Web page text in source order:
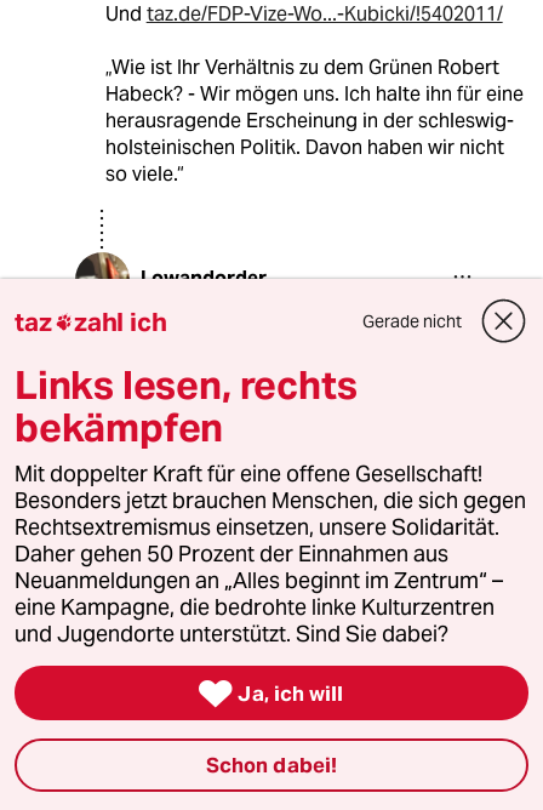
Und taz.de/FDP-Vize-Wo...-Kubicki/!5402011/
„Wie ist Ihr Verhältnis zu dem Grünen Robert
Habeck? - Wir mögen uns. Ich halte ihn für eine
herausragende Erscheinung in der schleswig-
holsteinischen Politik. Davon haben wir nicht
so viele.“
Lowandorder
Liggers & kein Wunder - daß im
Bayernkurier Immergriins post
superhyperpipern Christian “der alte
🤬“ Lindner - vor allem le petit
cheflereporter Peterchen vande 🌑
fahrt jetzt bei Habie einer flöten geht.
Gell.
Alte Jägerweisheit “Was‘de a selbst
kennst - erkennste leicht!“
Gellewelle&Wollnich.
Na Mahlzeit
26.06.2022,13:46 Uhr
taz zahl ich Gerade nicht
Links lesen, rechts
bekämpfen
Mit doppelter Kraft für eine offene Gesellschaft!
Besonders jetzt brauchen Menschen, die sich gegen
Rechtsextremismus einsetzen, unsere Solidarität.
Daher gehen 50 Prozent der Einnahmen aus
Neuanmeldungen an „Alles beginnt im Zentrum“ –
eine Kampagne, die bedrohte linke Kulturzentren
und Jugendorte unterstützt. Sind Sie dabei?
 Ja, ich will
Schon dabei!